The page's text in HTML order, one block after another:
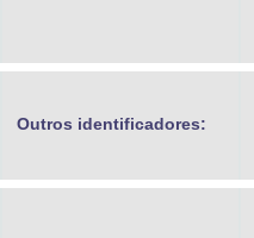
Outros identificadores: